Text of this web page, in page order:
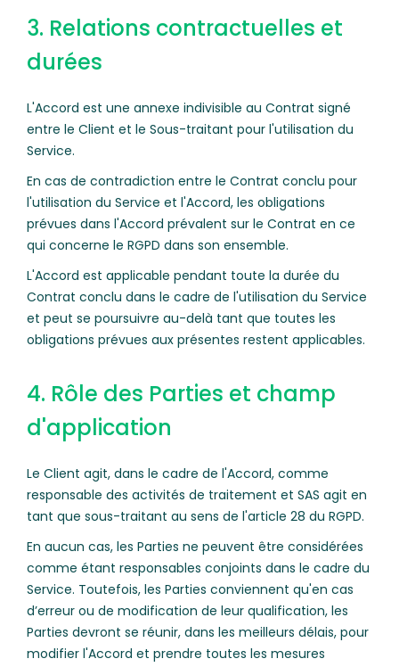
3. Relations contractuelles et
durées
L'Accord est une annexe indivisible au Contrat signé
entre le Client et le Sous-traitant pour l'utilisation du
Service.
En cas de contradiction entre le Contrat conclu pour
l'utilisation du Service et l'Accord, les obligations
prévues dans l'Accord prévalent sur le Contrat en ce
qui concerne le RGPD dans son ensemble.
L'Accord est applicable pendant toute la durée du
Contrat conclu dans le cadre de l'utilisation du Service
et peut se poursuivre au-delà tant que toutes les
obligations prévues aux présentes restent applicables.
4. Rôle des Parties et champ
d'application
Le Client agit, dans le cadre de l'Accord, comme
responsable des activités de traitement et SAS agit en
tant que sous-traitant au sens de l'article 28 du RGPD.
En aucun cas, les Parties ne peuvent être considérées
comme étant responsables conjoints dans le cadre du
Service. Toutefois, les Parties conviennent qu'en cas
d’erreur ou de modification de leur qualification, les
Parties devront se réunir, dans les meilleurs délais, pour
modifier l'Accord et prendre toutes les mesures